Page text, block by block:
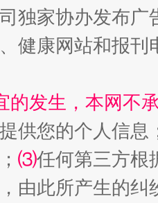
幌子
司独家协办发布
健康网站和报
的发生，本网不
供您的个人信息
⑶任何第三方根
由此所产生的纠